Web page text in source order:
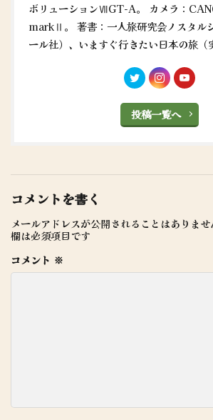
ボリューションⅦGT-A。 カメラ：
markⅡ。 著書：一人旅研究会ノスタル
ール社）、いますぐ行きたい日本の旅（
投稿一覧へ
コメントを書く
メールアドレスが公開されることはありませ
欄は必須項目です
コメント ※